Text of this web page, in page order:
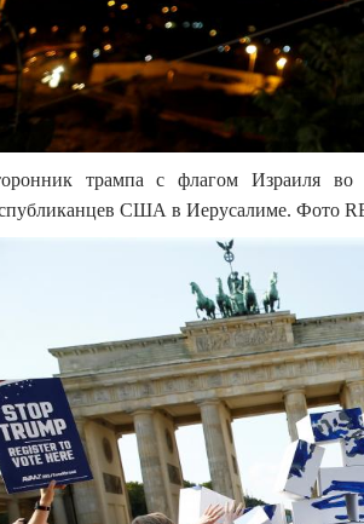
трампа с флагом Израиля во
США в Иерусалиме. Фото